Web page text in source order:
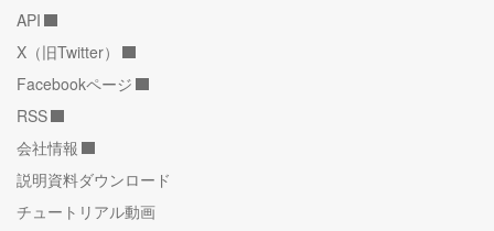
API
X（旧Twitter）
Facebookページ
RSS
会社情報
説明資料ダウンロード
チュートリアル動画